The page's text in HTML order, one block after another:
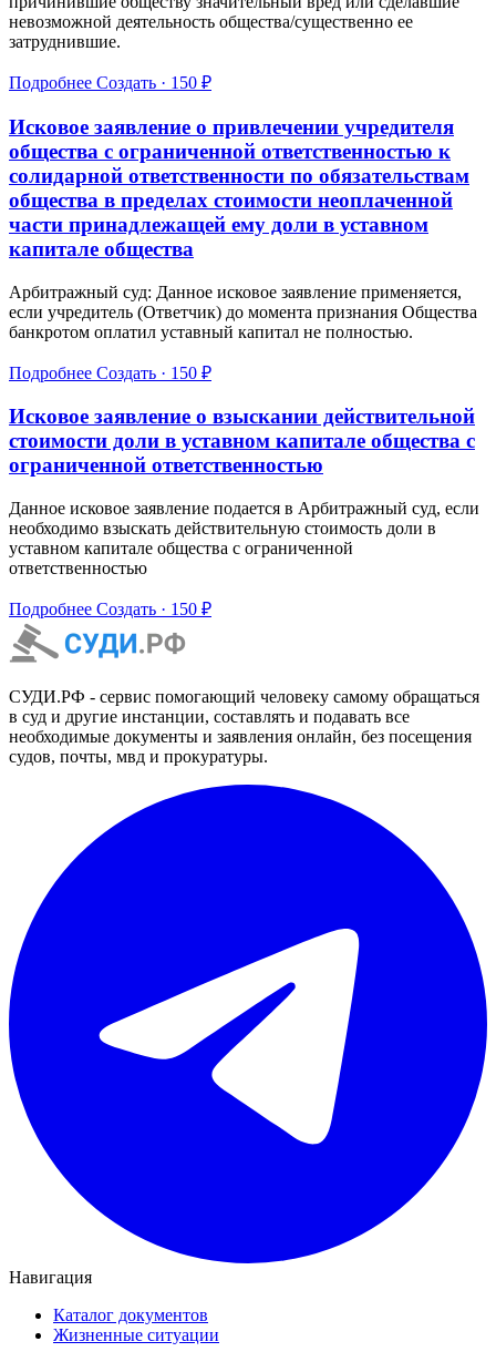
невозможной деятельность общества/существенно ее
затруднившие.
Подробнее Создать · 150 ₽
Исковое заявление о привлечении учредителя
общества с ограниченной ответственностью к
солидарной ответственности по обязательствам
общества в пределах стоимости неоплаченной
части принадлежащей ему доли в уставном
капитале общества
Арбитражный суд: Данное исковое заявление применяется,
если учредитель (Ответчик) до момента признания Общества
банкротом оплатил уставный капитал не полностью.
Подробнее Создать · 150 ₽
Исковое заявление о взыскании действительной
стоимости доли в уставном капитале общества с
ограниченной ответственностью
Данное исковое заявление подается в Арбитражный суд, если
необходимо взыскать действительную стоимость доли в
уставном капитале общества с ограниченной
ответственностью
Подробнее Создать · 150 ₽
СУДИ.РФ - сервис помогающий человеку самому обращаться
в суд и другие инстанции, составлять и подавать все
необходимые документы и заявления онлайн, без посещения
судов, почты, мвд и прокуратуры.
Навигация
Каталог документов
Жизненные ситуации